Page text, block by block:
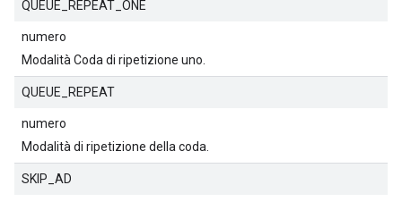
QUEUE_REPEAT_ONE
numero
Modalità Coda di ripetizione uno.
QUEUE_REPEAT
numero
Modalità di ripetizione della coda.
SKIP_AD